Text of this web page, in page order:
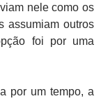
nele como os
assumiam outros
foi por uma
um tempo, a